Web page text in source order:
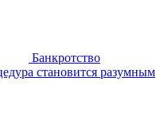
Банкротство
становится разумным